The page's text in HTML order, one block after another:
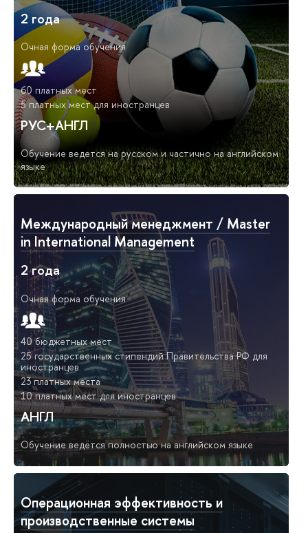
2 года
Очная форма обучения
60 платных мест
5 платных мест для иностранцев
РУС+АНГЛ
Обучение ведется на русском и частично на английском
языке
Международный менеджмент / Master
in International Management
2 года
Очная форма обучения
40 бюджетных мест
25 государственных стипендий Правительства РФ для
иностранцев
23 платных места
10 платных мест для иностранцев
АНГЛ
Обучение ведётся полностью на английском языке
Операционная эффективность и
производственные системы